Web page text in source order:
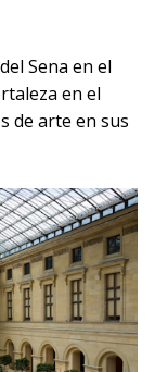
Sena en el
en el
de arte en sus